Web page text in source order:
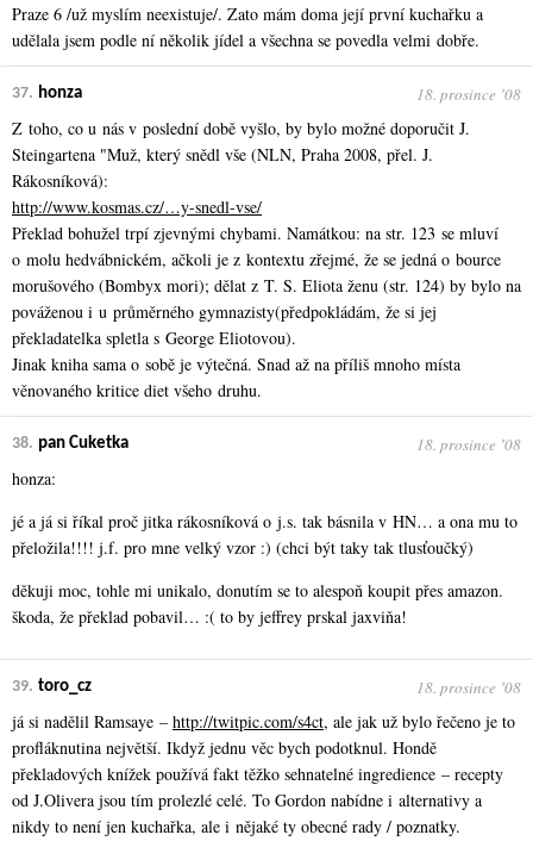
Praze 6 /už myslím neexistuje/. Zato mám doma její první kuchařku a
udělala jsem podle ní několik jídel a všechna se povedla velmi dobře.
37. honza 18. prosince ʼ08
Z toho, co u nás v poslední době vyšlo, by bylo možné doporučit J.
Steingartena "Muž, který snědl vše (NLN, Praha 2008, přel. J.
Rákosníková):
http://www.kosmas.cz/…y-snedl-vse/
Překlad bohužel trpí zjevnými chybami. Namátkou: na str. 123 se mluví
o molu hedvábnickém, ačkoli je z kontextu zřejmé, že se jedná o bource
morušového (Bombyx mori); dělat z T. S. Eliota ženu (str. 124) by bylo na
pováženou i u průměrného gymnazisty(předpokládám, že si jej
překladatelka spletla s George Eliotovou).
Jinak kniha sama o sobě je výtečná. Snad až na příliš mnoho místa
věnovaného kritice diet všeho druhu.
38. pan Cuketka 18. prosince ʼ08
honza:
jé a já si říkal proč jitka rákosníková o j.s. tak básnila v HN… a ona mu to
přeložila!!!! j.f. pro mne velký vzor :) (chci být taky tak tlusťoučký)
děkuji moc, tohle mi unikalo, donutím se to alespoň koupit přes amazon.
škoda, že překlad pobavil… :( to by jeffrey prskal jaxviňa!
39. toro_cz 18. prosince ʼ08
já si nadělil Ramsaye – http://twitpic.com/s4ct, ale jak už bylo řečeno je to
profláknutina největší. Ikdyž jednu věc bych podotknul. Hondě
překladových knížek používá fakt těžko sehnatelné ingredience – recepty
od J.Olivera jsou tím prolezlé celé. To Gordon nabídne i alternativy a
nikdy to není jen kuchařka, ale i nějaké ty obecné rady / poznatky.